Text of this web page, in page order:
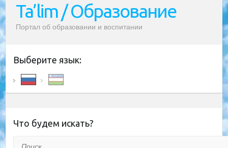
Ta’lim / Образование
Портал об образовании и воспитании
Выберите язык:
Что будем искать?